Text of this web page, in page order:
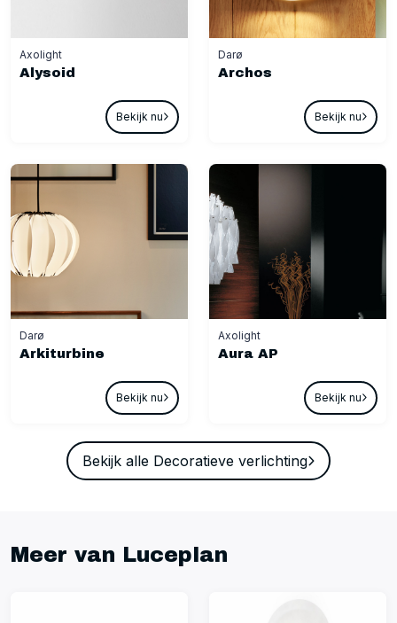
Axolight
Alysoid
Bekijk nu
Darø
Archos
Bekijk nu
Darø
Arkiturbine
Bekijk nu
Axolight
Aura AP
Bekijk nu
Bekijk alle Decoratieve verlichting
Meer van Luceplan